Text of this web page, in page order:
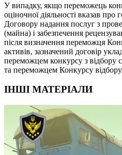
У випадку, якщо переможець
оціночної діяльності вказав про
Договору надання послуг з
(майна) і забезпечення
після визначення переможця
активів, зазначений договір
переможцем конкурсу з відбору
та переможцем Конкурсу відбору
ІНШІ МАТЕРІАЛИ